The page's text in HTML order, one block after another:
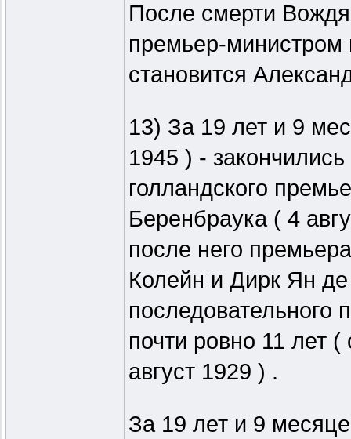
После смерти
премьер-
становится
13) За 19 лет и 9
1945 ) -
голландского
Беренбраука ( 4
после него
Колейн и Дирк Ян
последовательного
почти ровно 11 лет
август 1929 ) .
За 19 лет и 9